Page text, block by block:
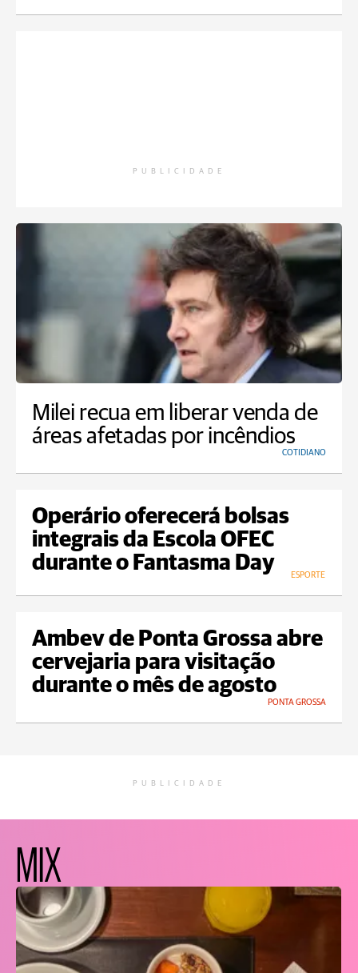
PUBLICIDADE
Milei recua em liberar venda de
áreas afetadas por incêndios
COTIDIANO
Operário oferecerá bolsas
integrais da Escola OFEC
durante o Fantasma Day
ESPORTE
Ambev de Ponta Grossa abre
cervejaria para visitação
durante o mês de agosto
PONTA GROSSA
PUBLICIDADE
MIX